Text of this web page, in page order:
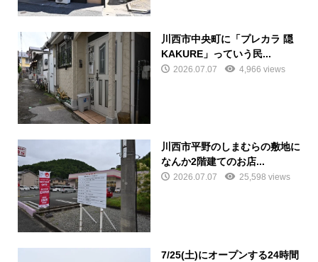
川西市中央町に「プレカラ 隠
KAKURE」っていう民...
2026.07.07 4,966 views
川西市平野のしまむらの敷地に
なんか2階建てのお店...
2026.07.07 25,598 views
7/25(土)にオープンする24時間